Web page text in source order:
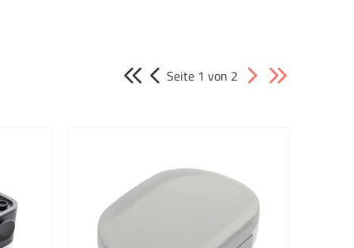
Brotdosen & To Go Accessoires
Home & Living
Küche & Haushalt
Küchenzubehör
Seite 1 von 2